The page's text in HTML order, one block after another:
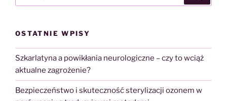
OSTATNIE WPISY
Szkarlatyna a powikłania neurologiczne – czy to wciąż
aktualne zagrożenie?
Bezpieczeństwo i skuteczność sterylizacji ozonem w